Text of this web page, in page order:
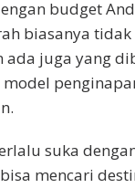
budget
biasanya
juga yang
suka
mencari